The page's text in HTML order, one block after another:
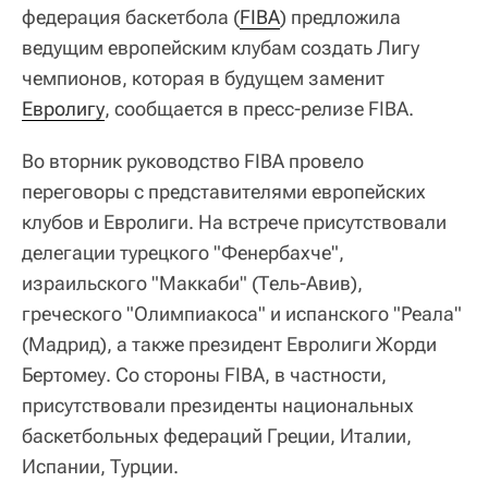
федерация баскетбола (FIBA) предложила
ведущим европейским клубам создать Лигу
чемпионов, которая в будущем заменит
Евролигу, сообщается в пресс-релизе FIBA.
Во вторник руководство FIBA провело
переговоры с представителями европейских
клубов и Евролиги. На встрече присутствовали
делегации турецкого "Фенербахче",
израильского "Маккаби" (Тель-Авив),
греческого "Олимпиакоса" и испанского "Реала"
(Мадрид), а также президент Евролиги Жорди
Бертомеу. Со стороны FIBA, в частности,
присутствовали президенты национальных
баскетбольных федераций Греции, Италии,
Испании, Турции.